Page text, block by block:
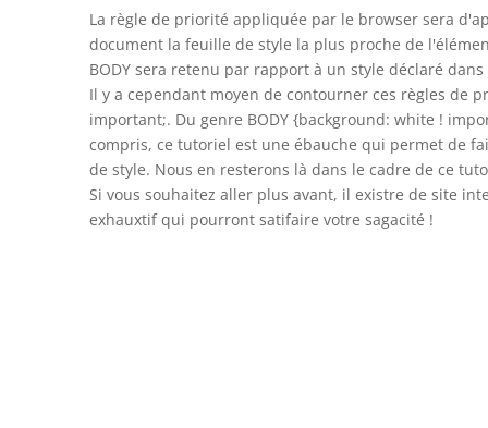
La règle de priorité appliquée par le browser sera
document la feuille de style la plus proche de
BODY sera retenu par rapport à un style déclaré
Il y a cependant moyen de contourner ces règles de
important;. Du genre BODY {background: white !
compris, ce tutoriel est une ébauche qui permet de
de style. Nous en resterons là dans le cadre de ce
Si vous souhaitez aller plus avant, il existre de site
exhauxtif qui pourront satifaire votre sagacité !